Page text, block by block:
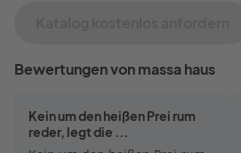
Bewertungen von massa haus
Kein um den heißen Prei rum
reder, legt die ...